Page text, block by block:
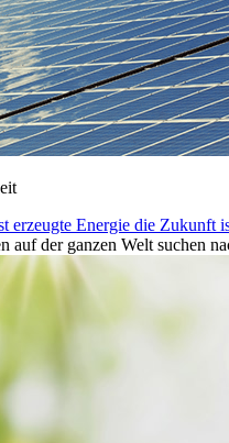
erzeugte Energie die Zukunft
auf der ganzen Welt suchen